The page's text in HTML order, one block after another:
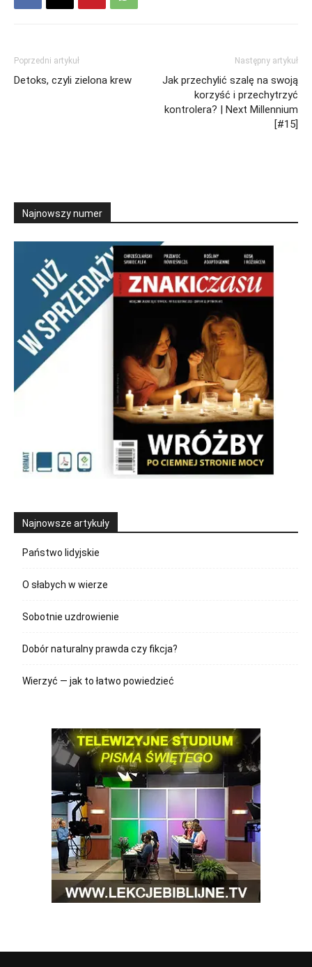
Poprzedni artykuł
Detoks, czyli zielona krew
Następny artykuł
Jak przechylić szalę na swoją
korzyść i przechytrzyć
kontrolera? | Next Millennium
[#15]
Najnowszy numer
Najnowsze artykuły
Państwo lidyjskie
O słabych w wierze
Sobotnie uzdrowienie
Dobór naturalny prawda czy fikcja?
Wierzyć — jak to łatwo powiedzieć